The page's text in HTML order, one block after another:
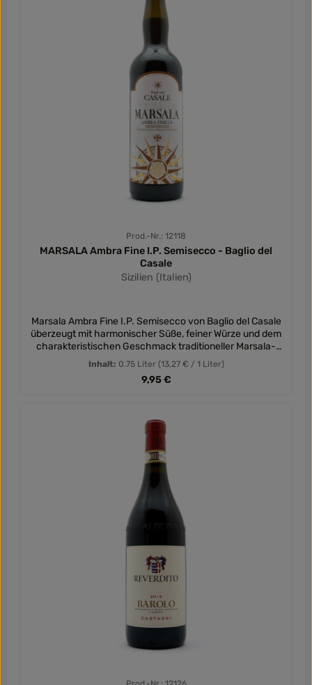
Prod.-Nr.: 12118
MARSALA Ambra Fine I.P. Semisecco - Baglio del
Casale
Sizilien (Italien)
Marsala Ambra Fine I.P. Semisecco von Baglio del Casale
überzeugt mit harmonischer Süße, feiner Würze und dem
charakteristischen Geschmack traditioneller Marsala-
Weine aus Sizilien.
Inhalt: 0.75 Liter (13,27 € / 1 Liter)
Regulärer Preis:
9,95 €